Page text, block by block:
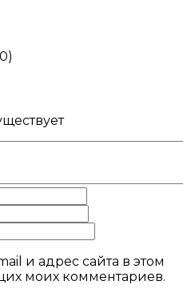
и адрес сайта в этом
моих комментариев.